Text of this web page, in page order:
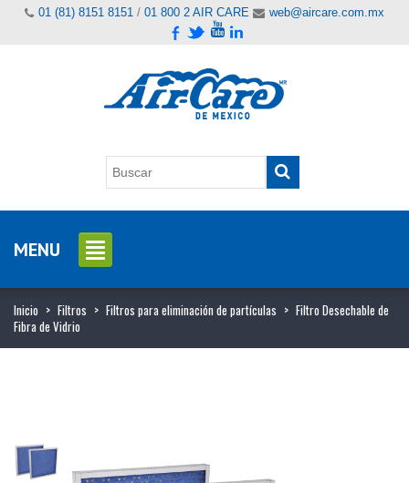
01 (81) 8151 8151 / 01 800 2 AIR CARE web@aircare.com.mx
MENU
Inicio > Filtros > Filtros para eliminación de partículas > Filtro Desechable de
Fibra de Vidrio